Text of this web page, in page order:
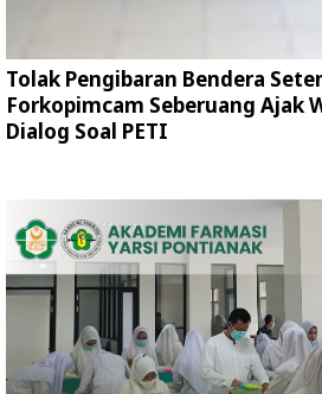
Tolak Pengibaran Bendera
Forkopimcam Seberuang Ajak
Dialog Soal PETI